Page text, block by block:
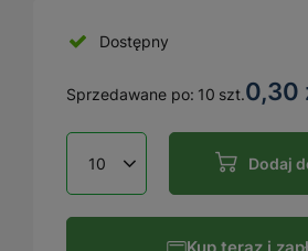
Dostępny
0,30
Sprzedawane po: 10 szt.
Dodaj